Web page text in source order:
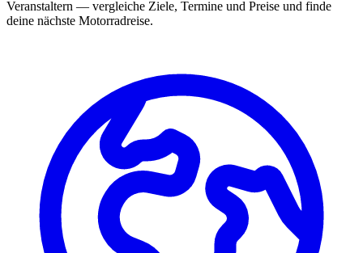
Veranstaltern — vergleiche Ziele, Termine und Preise und finde
deine nächste Motorradreise.